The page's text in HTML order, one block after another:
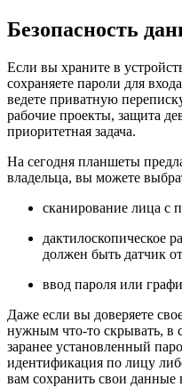
Безопасность
Если вы храните в
сохраняете пароли для
ведете приватную
рабочие проекты, защита
приоритетная задача.
На сегодня планшеты
владельца, вы можете
сканирование лица с
дактилоскопическое
должен быть датчик
ввод пароля или
Даже если вы доверяете
нужным что-то скрывать, в
заранее установленный
идентификация по лицу
вам сохранить свои данные